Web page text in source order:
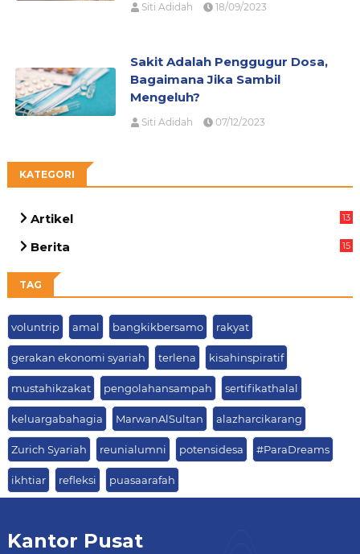
Siti Adidah 18/09/2023
Sakit Adalah Penggugur Dosa,
Bagaimana Jika Sambil
Mengeluh?
Siti Adidah 07/12/2023
KATEGORI
Artikel
13
Berita
15
TAG
voluntrip amal bangkikbersamo rakyat
gerakan ekonomi syariah terlena kisahinspiratif
mustahikzakat pengolahansampah sertifikathalal
keluargabahagia MarwanAlSultan alazharcikarang
Zurich Syariah reunialumni potensidesa #ParaDreams
ikhtiar refleksi puasaarafah
Kantor Pusat